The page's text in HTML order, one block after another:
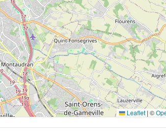
Leaflet | ©